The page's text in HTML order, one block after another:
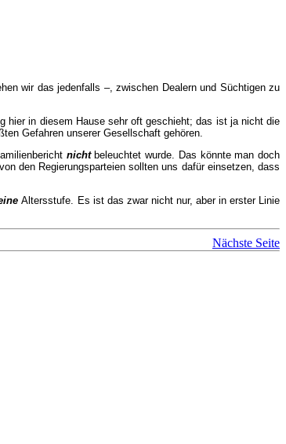
wir das jedenfalls –, zwischen Dealern und Süchtigen zu
hier in diesem Hause sehr oft geschieht; das ist ja nicht die
Gefahren unserer Gesellschaft gehören.
nicht beleuchtet wurde. Das könnte man doch
den Regierungsparteien sollten uns dafür einsetzen, dass
Altersstufe. Es ist das zwar nicht nur, aber in erster Linie
Nächste Seite